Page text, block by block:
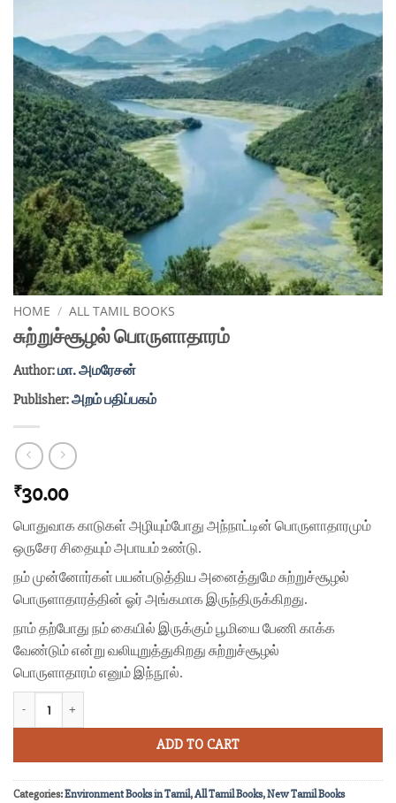
HOME / ALL TAMIL BOOKS
சுற்றுச்சூழல் பொருளாதாரம்
Author:மா. அமரேசன்
Publisher:அறம் பதிப்பகம்
₹30.00
பொதுவாக காடுகள் அழியும்போது அந்நாட்டின் பொருளாதாரமும்
ஒருசேர சிதையும் அபாயம் உண்டு.
நம் முன்னோர்கள் பயன்படுத்திய அனைத்துமே சுற்றுச்சூழல்
பொருளாதாரத்தின் ஓர் அங்கமாக இருந்திருக்கிறது.
நாம் தற்போது நம் கையில் இருக்கும் பூமியை பேணி காக்க
வேண்டும் என்று வலியுறுத்துகிறது சுற்றுச்சூழல்
பொருளாதாரம்எனும் இந்நூல்.
ADD TO CART
Categories:Environment Books in Tamil,All Tamil Books,New Tamil Books